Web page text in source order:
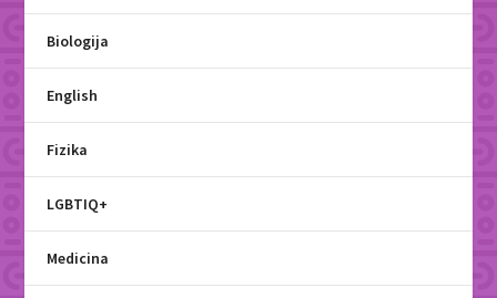
Biologija
English
Fizika
LGBTIQ+
Medicina